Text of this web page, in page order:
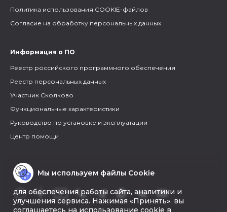
Политика использования COOKIE-файлов
Согласие на обработку персональных данных
Информация о ПО
Реестр российского программного обеспечения
Реестр персональных данных
Участник Сколково
Функциональные характеристики
Руководство по установке и эксплуатации
Центр помощи
Мы используем файлы Cookie
для обеспечения работы сайта, аналитики и
улучшения сервиса. Нажимая «Принять», вы
соглашаетесь на использование cookie в